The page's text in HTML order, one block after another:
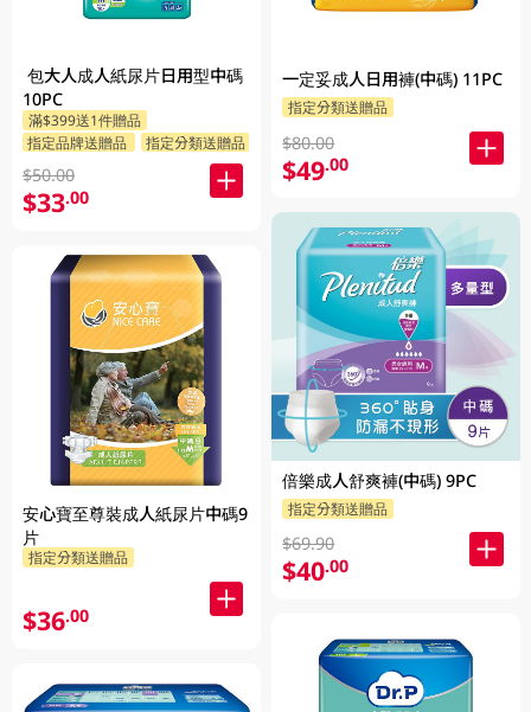
包大人成人紙尿片日用型中碼
10PC
滿$399送1件贈品
指定品牌送贈品
指定分類送贈品
$50.00
$33.00
安心寶至尊裝成人紙尿片中碼9
片
指定分類送贈品
$36.00
一定妥成人日用褲(中碼) 11PC
指定分類送贈品
$80.00
$49.00
倍樂成人舒爽褲(中碼) 9PC
指定分類送贈品
$69.90
$40.00